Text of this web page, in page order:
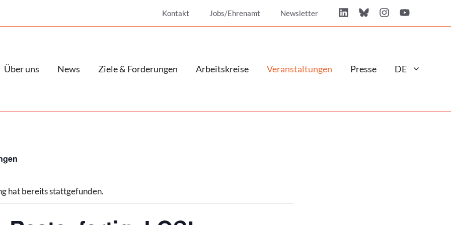
Kontakt Jobs/Ehrenamt Newsletter
Über uns News Ziele & Forderungen Arbeitskreise Veranstaltungen Presse DE
hat bereits stattgefunden.